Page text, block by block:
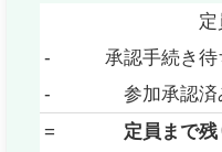
定
-
承認手続き待
-
参加承認済
=
定員まで残